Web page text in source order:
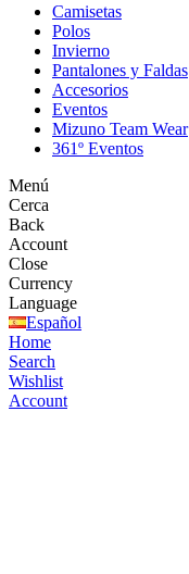
Camisetas
Polos
Invierno
Pantalones y Faldas
Accesorios
Eventos
Mizuno Team Wear
361º Eventos
Menú
Cerca
Back
Account
Close
Currency
Language
Español
Home
Search
Wishlist
Account